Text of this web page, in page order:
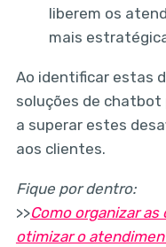
liberem os
mais
Ao identificar estas
soluções de chatbot
a superar estes
aos clientes.
Fique por dentro:
>>Como organizar as
otimizar o